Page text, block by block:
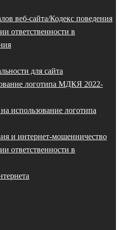
веб-сайта/Кодекс поведения
ответственности в
для сайта
логотипа МДКЯ 2022-
использование логотипа
и интернет-мошенничество
ответственности в